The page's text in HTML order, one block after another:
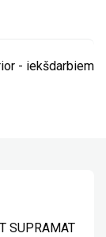
- iekšdarbiem
SUPRAMAT